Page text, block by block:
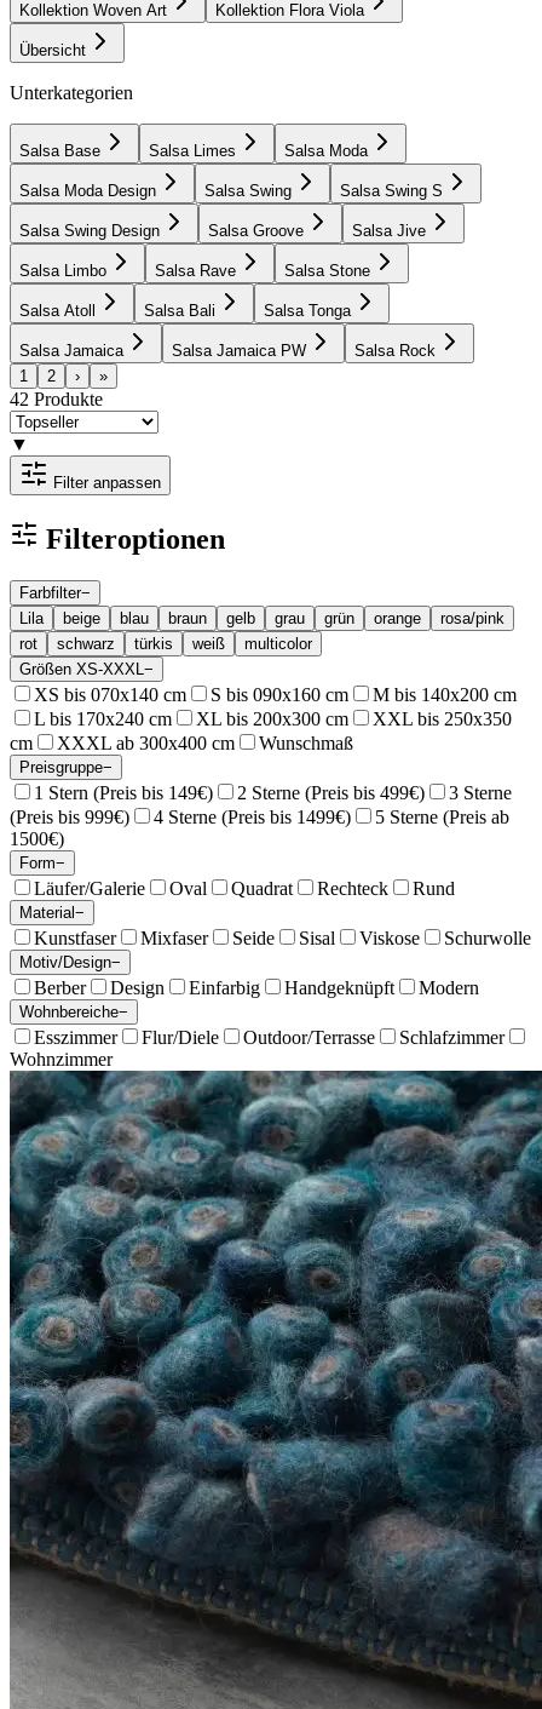
Kollektion Woven Art Kollektion Flora Viola
Übersicht
Unterkategorien
Salsa Base Salsa Limes Salsa Moda
Salsa Moda Design Salsa Swing Salsa Swing S
Salsa Swing Design Salsa Groove Salsa Jive
Salsa Limbo Salsa Rave Salsa Stone
Salsa Atoll Salsa Bali Salsa Tonga
Salsa Jamaica Salsa Jamaica PW
Salsa Rock
1
2 › »
42 Produkte
▼
Filter anpassen
Filteroptionen
Farbfilter−
Lila
beige blau braun gelb grau grün orange
rosa/pink
rot
schwarz türkis weiß
multicolor
Größen XS-XXXL−
XS bis 070x140 cm S bis 090x160 cm
M bis 140x200 cm
L bis 170x240 cm
XL bis 200x300 cm
XXL bis 250x350
cm
XXXL ab 300x400 cm Wunschmaß
Preisgruppe−
1 Stern (Preis bis 149€) 2 Sterne (Preis bis 499€)
3 Sterne
(Preis bis 999€)
4 Sterne (Preis bis 1499€)
5 Sterne (Preis ab
1500€)
Form−
Läufer/Galerie Oval Quadrat Rechteck Rund
Material−
Kunstfaser Mixfaser Seide Sisal Viskose Schurwolle
Motiv/Design−
Berber Design Einfarbig Handgeknüpft Modern
Wohnbereiche−
Esszimmer Flur/Diele Outdoor/Terrasse
Schlafzimmer
Wohnzimmer